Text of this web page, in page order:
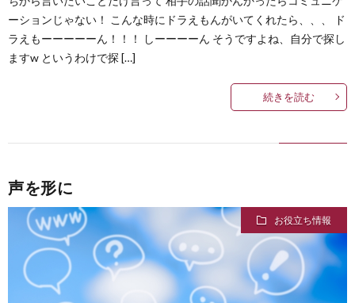
ーションじゃない！ こんな時にドラえもんがいてくれたら、、、 ド
ラえもーーーーーん！！！ しーーーーん そうですよね、自分で探し
ますw というわけで探 […]
続きを読む
声を形に
お役立ち情報